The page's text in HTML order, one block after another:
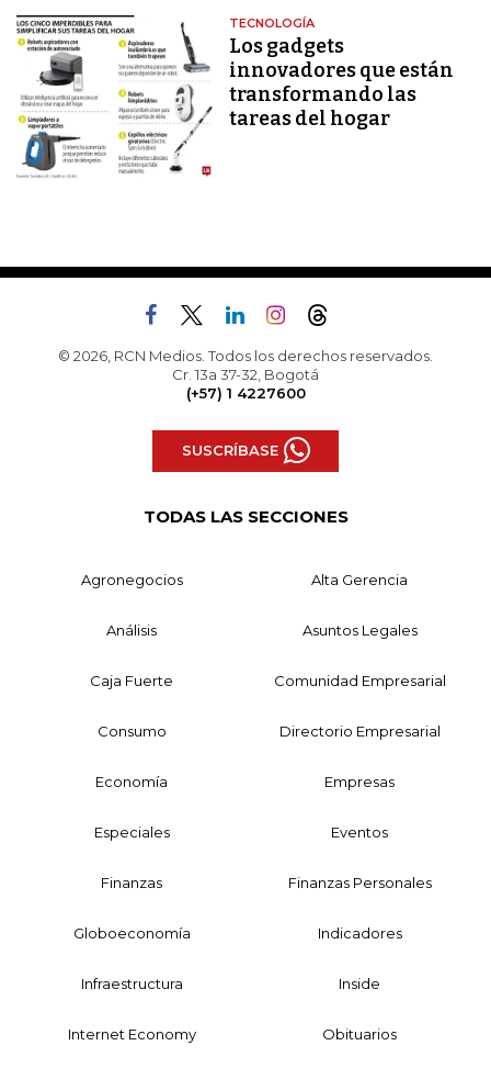
TECNOLOGÍA
Los gadgets
innovadores que están
transformando las
tareas del hogar
© 2026, RCN Medios. Todos los derechos reservados.
Cr. 13a 37-32, Bogotá
(+57) 1 4227600
SUSCRÍBASE
TODAS LAS SECCIONES
Agronegocios Alta Gerencia
Análisis Asuntos Legales
Caja Fuerte Comunidad Empresarial
Consumo Directorio Empresarial
Economía Empresas
Especiales Eventos
Finanzas Finanzas Personales
Globoeconomía Indicadores
Infraestructura Inside
Internet Economy Obituarios